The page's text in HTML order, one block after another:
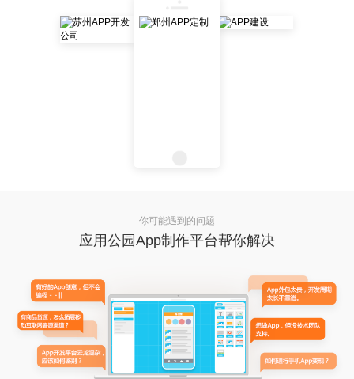
你可能遇到的问题
应用公园App制作平台帮你解决